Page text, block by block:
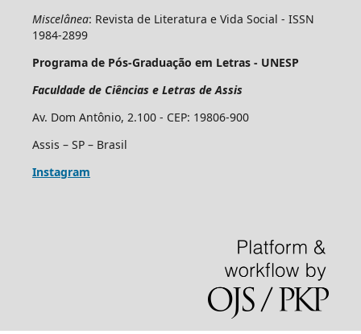
Miscelânea: Revista de Literatura e Vida Social - ISSN
1984-2899
Programa de Pós-Graduação em Letras - UNESP
Faculdade de Ciências e Letras de Assis
Av. Dom Antônio, 2.100 - CEP: 19806-900
Assis – SP – Brasil
Instagram